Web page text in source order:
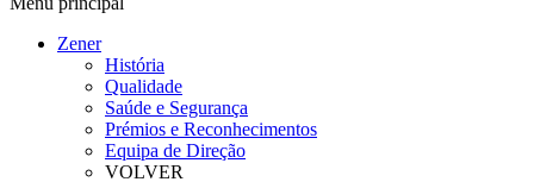
Zener
História
Qualidade
Saúde e Segurança
Prémios e Reconhecimentos
Equipa de Direção
VOLVER